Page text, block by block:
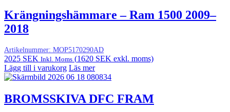
Krängningshämmare – Ram 1500 2009–
2018
Artikelnummer: MOP5170290AD
2025 SEK Inkl. Moms (1620 SEK exkl. moms)
Lägg till i varukorg Läs mer
BROMSSKIVA DFC FRAM